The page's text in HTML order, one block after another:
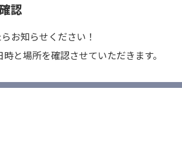
認
お知らせください！
と場所を確認させていただきます。